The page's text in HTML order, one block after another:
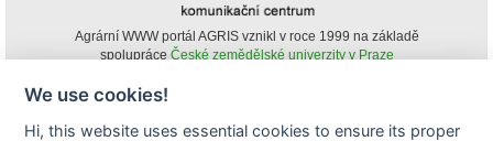
Agrární WWW portál AGRIS vznikl v roce 1999 na základě
spolupráce České zemědělské univerzity v Praze
obsahu agrárního WWW portálu AGRIS je možné
We use cookies!
Hi, this website uses essential cookies to ensure its proper